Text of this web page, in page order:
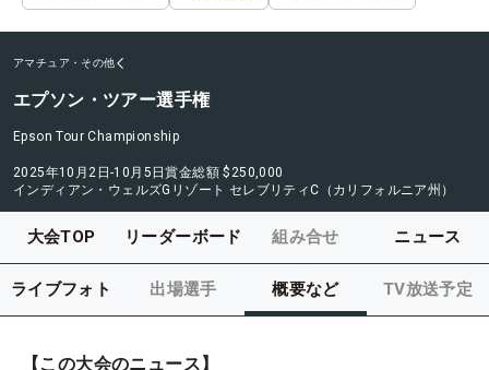
アマチュア・その他
エプソン・ツアー選手権
Epson Tour Championship
2025年10月2日-10月5日賞金総額 $250,000
インディアン・ウェルズGリゾート セレブリティC（カリフォルニア州）
大会TOP リーダーボード 組み合せ ニュース
ライブフォト 出場選手 概要など TV放送予定
【この大会のニュース】